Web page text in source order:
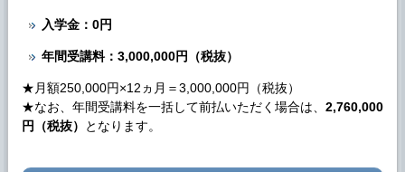
入学金：0円
年間受講料：3,000,000円（税抜）
★月額250,000円×12ヵ月＝3,000,000円（税抜）
★なお、年間受講料を一括して前払いただく場合は、 2,760,000
円（税抜）
となります。